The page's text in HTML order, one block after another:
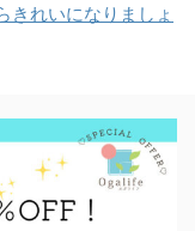
きれいになりましょ